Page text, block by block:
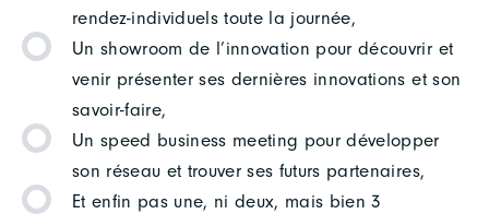
rendez-individuels toute la journée,
Un showroom de l’innovation pour découvrir et
venir présenter ses dernières innovations et son
savoir-faire,
Un speed business meeting pour développer
son réseau et trouver ses futurs partenaires,
Et enfin pas une, ni deux, mais bien 3